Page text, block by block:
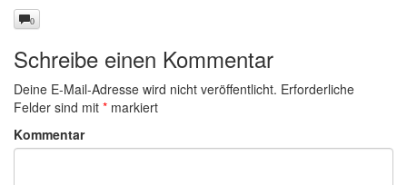
0
Schreibe einen Kommentar
Deine E-Mail-Adresse wird nicht veröffentlicht. Erforderliche
Felder sind mit * markiert
Kommentar